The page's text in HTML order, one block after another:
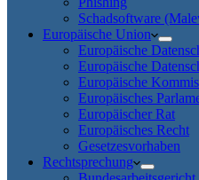
Schadsoftware
Europäische Union
Europäische
Europäische
Europäische
Europäisches
Europäischer Rat
Europäisches Recht
Gesetzesvorhaben
Rechtsprechung